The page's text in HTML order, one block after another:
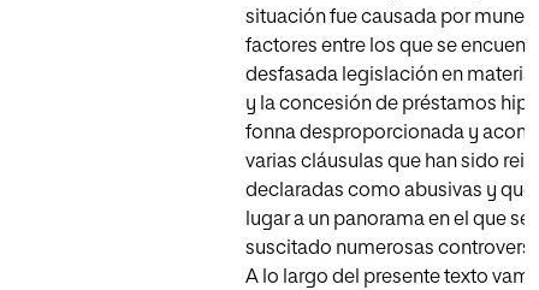
situación fue causada por
factores entre los que se
desfasada legislación en
y la concesión de préstamos
fonna desproporcionada y
varias cláusulas que han sido
declaradas como abusivas y que
lugar a un panorama en el que se
suscitado numerosas
A lo largo del presente texto